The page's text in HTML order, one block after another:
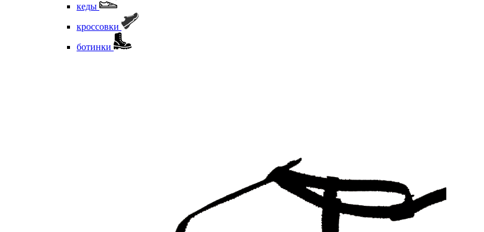
кеды
кроссовки
ботинки